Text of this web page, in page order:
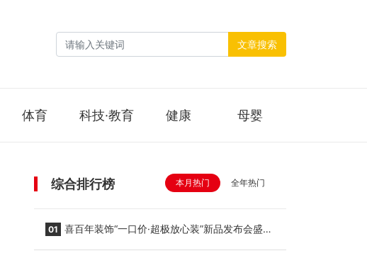
文章搜索
体育 科技·教育 健康 母婴
综合排行榜 本月热门 全年热门
01 喜百年装饰“一口价·超极放心装”新品发布会盛大